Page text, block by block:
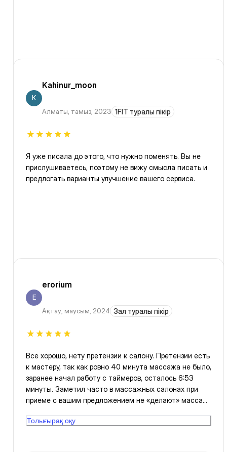
K
Kahinur_moon
Алматы, тамыз, 2023 1FIT туралы пікір
Я уже писала до этого, что нужно поменять. Вы не
прислушиваетесь, поэтому не вижу смысла писать и
предлогать варианты улучшение вашего сервиса.
E
erorium
Ақтау, маусым, 2024 Зал туралы пікір
Все хорошо, нету претензии к салону. Претензии есть
к мастеру, так как ровно 40 минута массажа не было,
заранее начал работу с таймеров, осталось 6:53
минуты. Заметил часто в массажных салонах при
приеме с вашим предложением не «делают» массаж
благодарю. А в целом массаж хороший, просто
Толығырақ оқу